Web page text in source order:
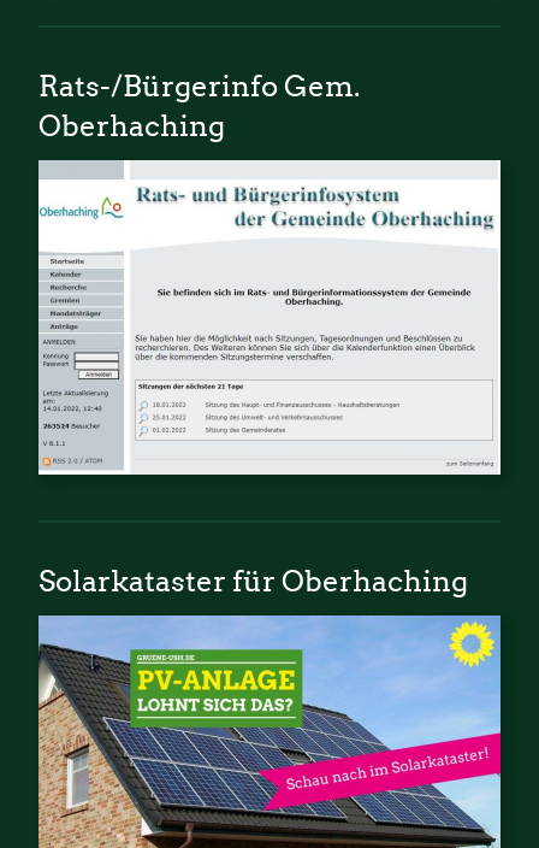
Rats-/Bürgerinfo Gem.
Oberhaching
Solarkataster für Oberhaching